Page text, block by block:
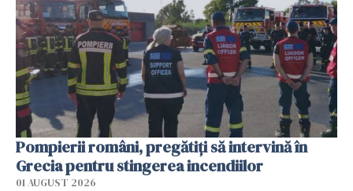
Pompierii români, pregătiţi să intervină în
Grecia pentru stingerea incendiilor
01 AUGUST 2026